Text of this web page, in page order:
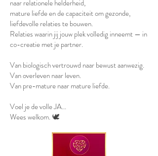
naar relationele helderheid,
mature liefde en de capaciteit om gezonde,
liefdevolle relaties te bouwen.
Relaties waarin jij jouw plek volledig inneemt — in
co-creatie met je partner.
Van biologisch vertrouwd naar bewust aanwezig.
Van overleven naar leven.
Van pre-mature naar mature liefde.
Voel je de volle JA...
Wees welkom. 🕊